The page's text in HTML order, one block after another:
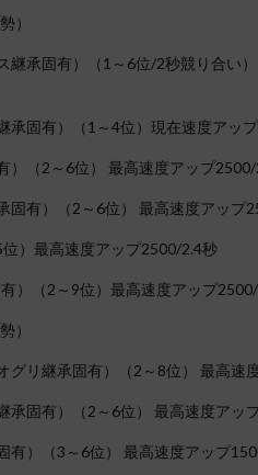
）
継承固有）（1～6位/2秒競り合い
承固有）（1～4位）現在速度アッ
）（2～6位） 最高速度アップ
固有）（2～6位） 最高速度アップ
）最高速度アップ2500/2.4秒
）（2～9位）最高速度アップ
）
グリ継承固有）（2～8位） 最高速
承固有）（2～6位） 最高速度アッ
有）（3～6位） 最高速度アップ